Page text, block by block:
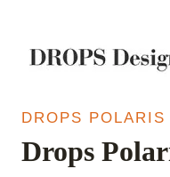
DROPS POLARIS
Drops